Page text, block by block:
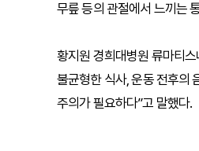
무릎 등의 관절에서 느끼는
황지원 경희대병원 류마티
불균형한 식사, 운동 전후의
주의가 필요하다”고 말했다.